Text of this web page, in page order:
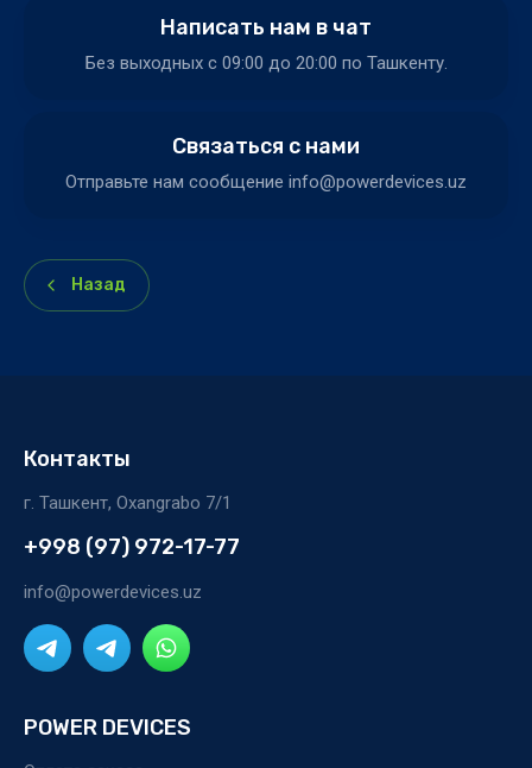
Написать нам в чат
Без выходных c 09:00 до 20:00 по Ташкенту.
Связаться с нами
Отправьте нам сообщение info@powerdevices.uz
Назад
Контакты
г. Ташкент, Oxangrabo 7/1
+998 (97) 972-17-77
info@powerdevices.uz
POWER DEVICES